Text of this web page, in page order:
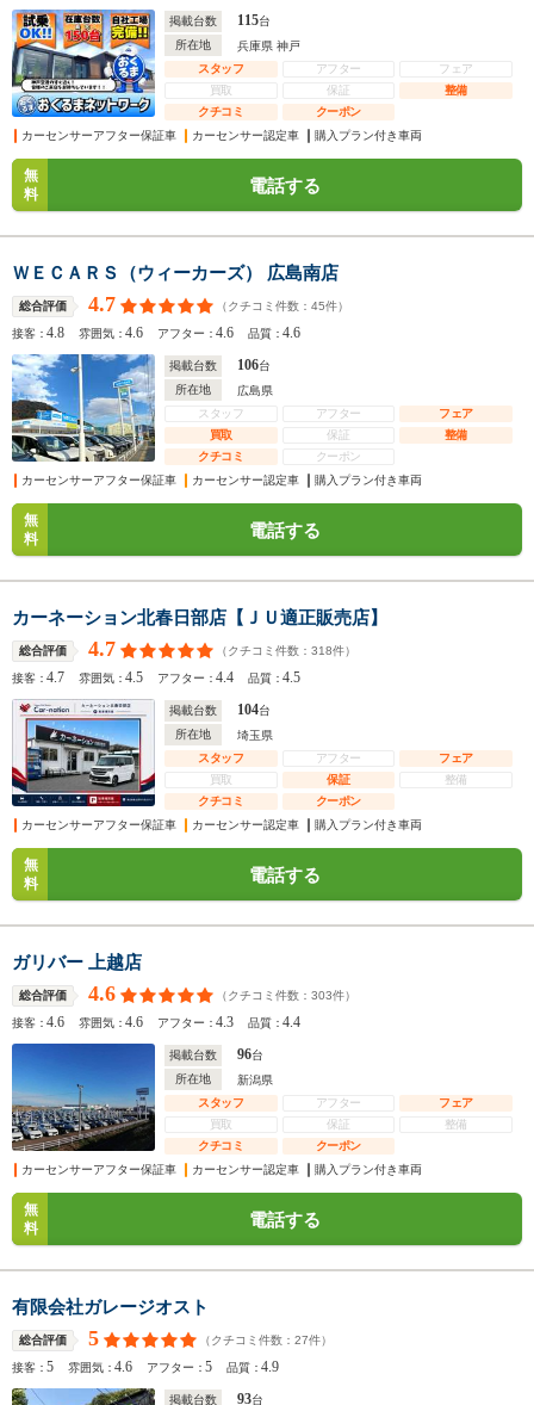
掲載台数 115台
所在地
兵庫県 神戸
スタッフ
アフター
フェア
買取
保証
整備
クチコミ
クーポン
カーセンサーアフター保証車
カーセンサー認定車 購入プラン付き車両
無
料
電話する
ＷＥＣＡＲＳ（ウィーカーズ） 広島南店
総合評価 4.7 （クチコミ件数： 45件）
接客：4.8 雰囲気：4.6 アフター：4.6 品質：4.6
掲載台数 106台
所在地
広島県
スタッフ
アフター
フェア
買取
保証
整備
クチコミ
クーポン
カーセンサーアフター保証車
カーセンサー認定車 購入プラン付き車両
無
料
電話する
カーネーション北春日部店【ＪＵ適正販売店】
総合評価 4.7 （クチコミ件数： 318件）
接客：4.7 雰囲気：4.5 アフター：4.4 品質：4.5
掲載台数 104台
所在地
埼玉県
スタッフ
アフター
フェア
買取
保証
整備
クチコミ
クーポン
カーセンサーアフター保証車
カーセンサー認定車 購入プラン付き車両
無
料
電話する
ガリバー 上越店
総合評価 4.6 （クチコミ件数： 303件）
接客：4.6 雰囲気：4.6 アフター：4.3 品質：4.4
掲載台数 96台
所在地
新潟県
スタッフ
アフター
フェア
買取
保証
整備
クチコミ
クーポン
カーセンサーアフター保証車
カーセンサー認定車 購入プラン付き車両
無
料
電話する
有限会社ガレージオスト
総合評価 5 （クチコミ件数： 27件）
接客：5 雰囲気：4.6 アフター：5 品質：4.9
掲載台数 93台